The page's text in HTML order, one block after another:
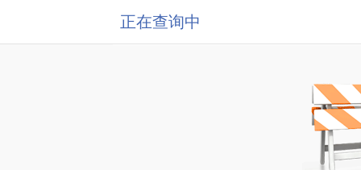
正在查询中